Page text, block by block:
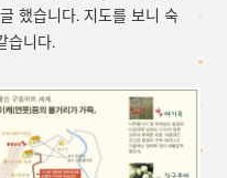
했습니다. 지도를 보니 숙
습니다.